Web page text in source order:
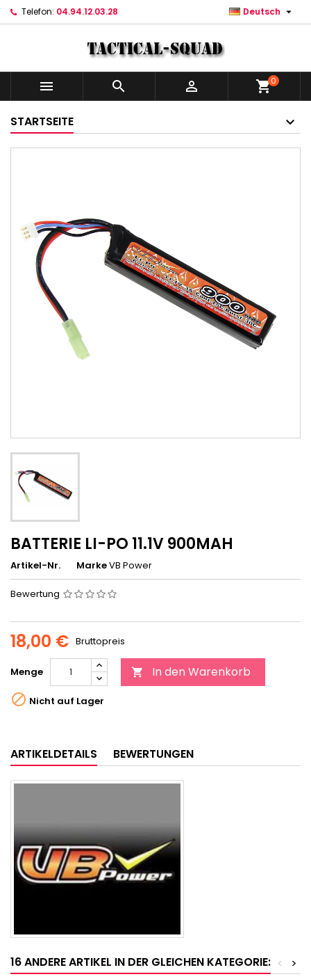
Telefon: 04.94.12.03.28 Deutsch 
   shopping_cart0
STARTSEITE
BATTERIE LI-PO 11.1V 900MAH
Artikel-Nr. MarkeVB Power
Bewertung
18,00 € Bruttopreis
Menge  In den Warenkorb
 Nicht auf Lager
ARTIKELDETAILS BEWERTUNGEN
16 ANDERE ARTIKEL IN DER GLEICHEN KATEGORIE: >
<